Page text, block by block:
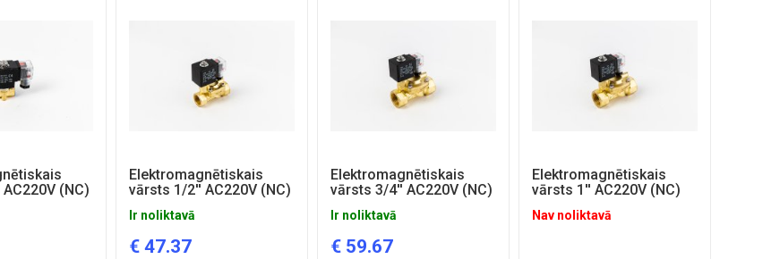
(NC)
Elektromagnētiskais
vārsts 1/2'' AC220V (NC)
Ir noliktavā
€ 47.37
Elektromagnētiskais
vārsts 3/4'' AC220V (NC)
Ir noliktavā
€ 59.67
Elektromagnētiskais
vārsts 1'' AC220V (NC)
Nav noliktavā